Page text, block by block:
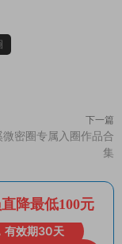
下一篇
密圈专属入圈作品合
集
降最低100元
有效期30天